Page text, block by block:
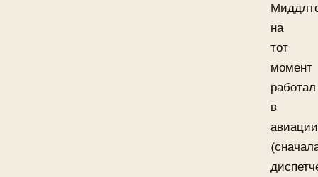
на
тот
момент
работал
в
авиации